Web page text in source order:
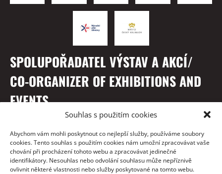
Souhlas s použitím cookies
Abychom vám mohli poskytnout co nejlepší služby, používáme soubory
cookies. Tento souhlas s použitím cookies nám umožní zpracovávat vaše
chování při procházení tohoto webu a zpracovávat jedinečné
identifikátory. Nesouhlas nebo odvolání souhlasu může nepříznivě
ovlivnit některé vlastnosti nebo služby poskytované na tomto webu.
SPOLUPOŘADATEL VÝSTAV A AKCÍ/
CO-ORGANIZER OF EXHIBITIONS AND
EVENTS